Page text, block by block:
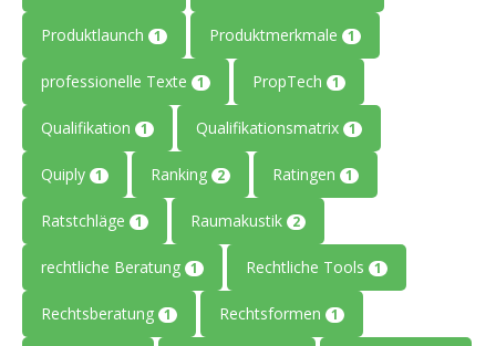
Produktlaunch 1 Produktmerkmale 1
professionelle Texte 1 PropTech 1
Qualifikation 1 Qualifikationsmatrix 1
Quiply 1 Ranking 2 Ratingen 1
Ratstchläge 1 Raumakustik 2
rechtliche Beratung 1 Rechtliche Tools 1
Rechtsberatung 1 Rechtsformen 1